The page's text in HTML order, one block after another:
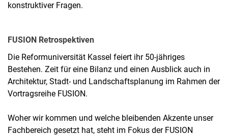
konstruktiver Fragen.
FUSION Retrospektiven
Die Reformuniversität Kassel feiert ihr 50-jähriges
Bestehen. Zeit für eine Bilanz und einen Ausblick auch in
Architektur, Stadt- und Landschaftsplanung im Rahmen der
Vortragsreihe FUSION.
Woher wir kommen und welche bleibenden Akzente unser
Fachbereich gesetzt hat, steht im Fokus der FUSION